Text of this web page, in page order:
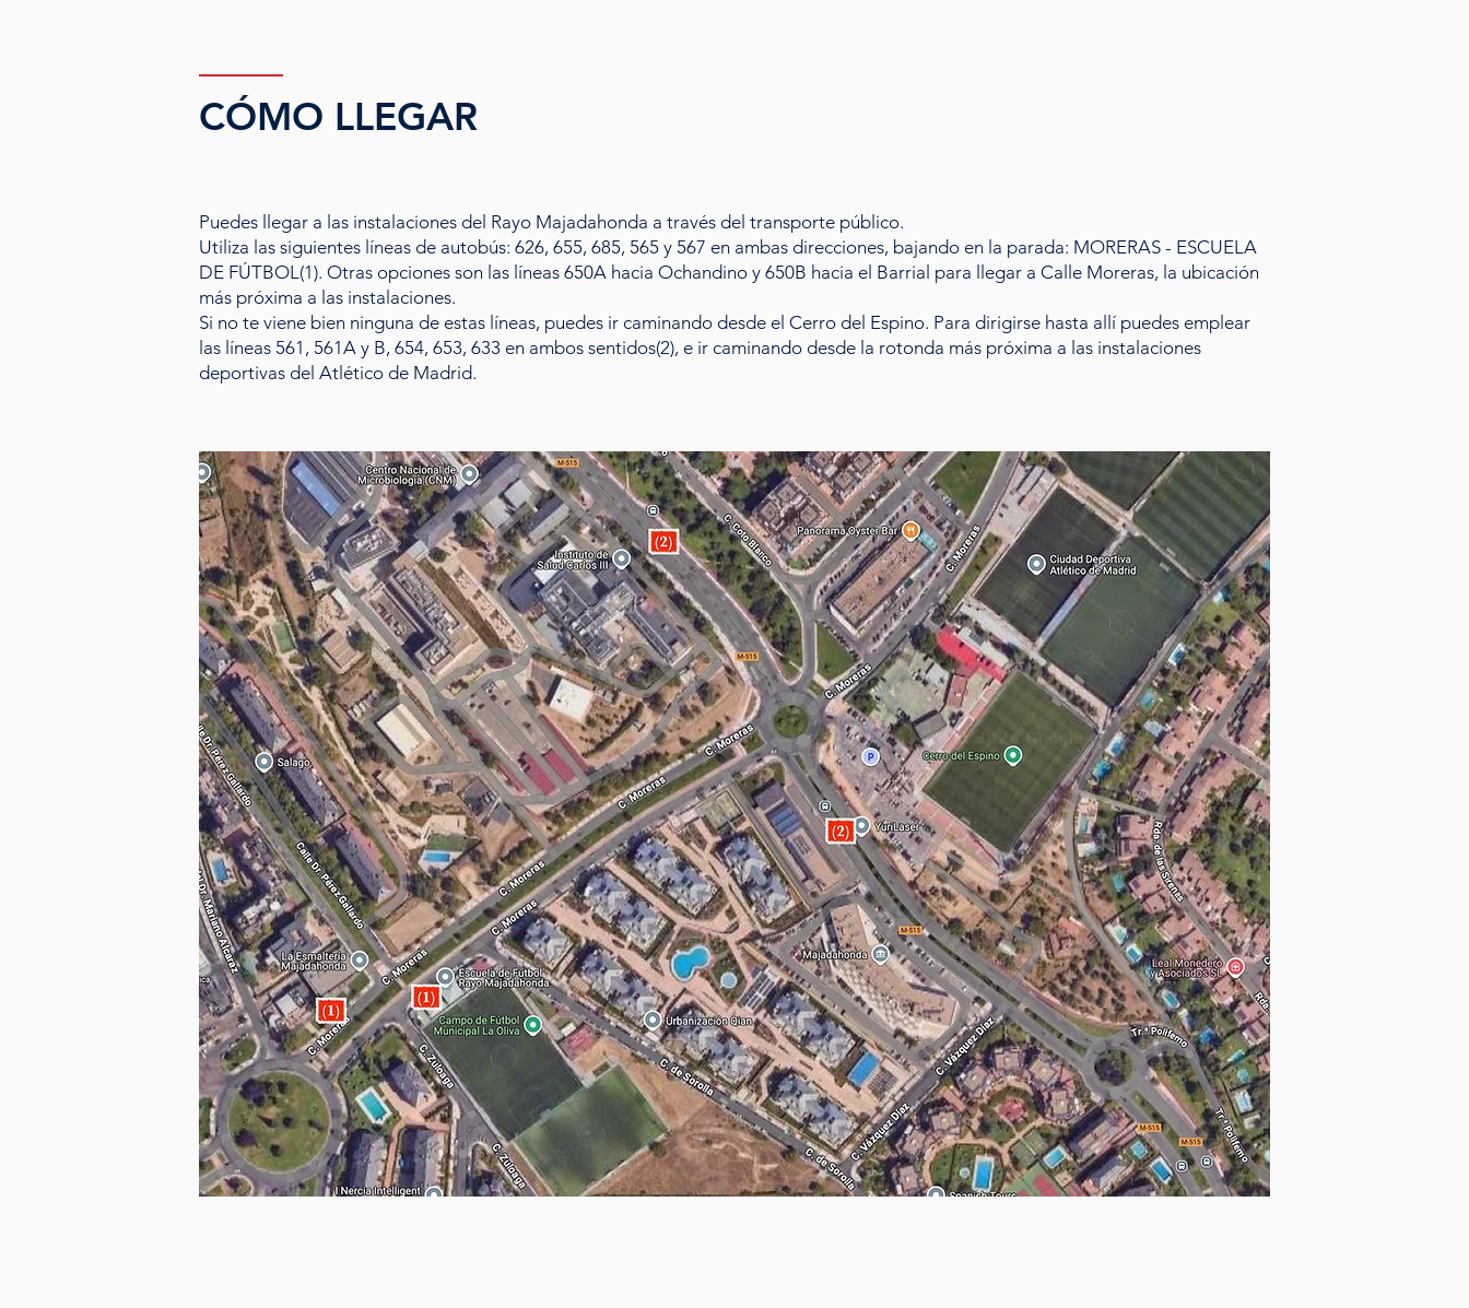
CÓMO LLEGAR
Puedes llegar a las instalaciones del Rayo Majadahonda a través del transporte público.
Utiliza las siguientes líneas de autobús: 626, 655, 685, 565 y 567 en ambas direcciones, bajando en la parada: MORERAS - ESCUELA
DE FÚTBOL(1). Otras opciones son las líneas 650A hacia Ochandino y 650B hacia el Barrial para llegar a Calle Moreras, la ubicación
más próxima a las instalaciones.
Si no te viene bien ninguna de estas líneas, puedes ir caminando desde el Cerro del Espino. Para dirigirse hasta allí puedes emplear
las líneas 561, 561A y B, 654, 653, 633 en ambos sentidos(2), e ir caminando desde la rotonda más próxima a las instalaciones
deportivas del Atlético de Madrid.